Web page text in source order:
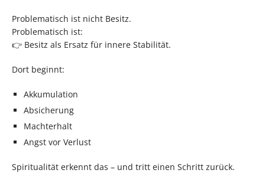
Problematisch ist nicht Besitz.
Problematisch ist:
👉 Besitz als Ersatz für innere Stabilität.
Dort beginnt:
Akkumulation
Absicherung
Machterhalt
Angst vor Verlust
Spiritualität erkennt das – und tritt einen Schritt zurück.